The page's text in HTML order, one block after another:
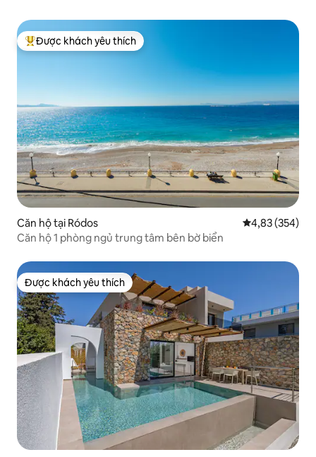
Được khách yêu thích nhất
Được khách yêu thích
Căn hộ tại Ródos Xếp hạng
4,83 (354)
Căn hộ 1 phòng ngủ trung tâm bên bờ biển
Được khách yêu thích
Được khách yêu thích